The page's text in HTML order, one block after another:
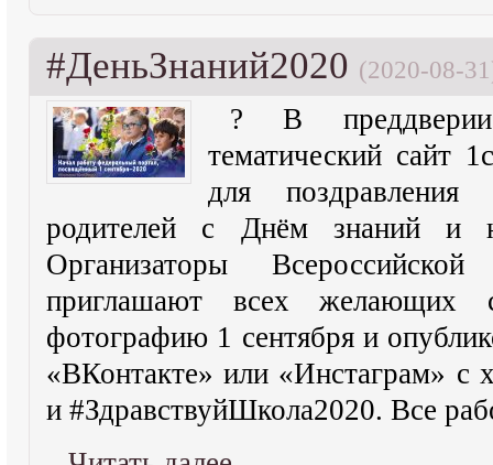
#ДеньЗнаний2020 (2020-08-
? В
тематический сайт
для
родителей с Днём знаний и
Организаторы
приглашают всех желающих
фотографию 1 сентября и
«ВКонтакте» или «Инстаграм» с
и #ЗдравствуйШкола2020. Все